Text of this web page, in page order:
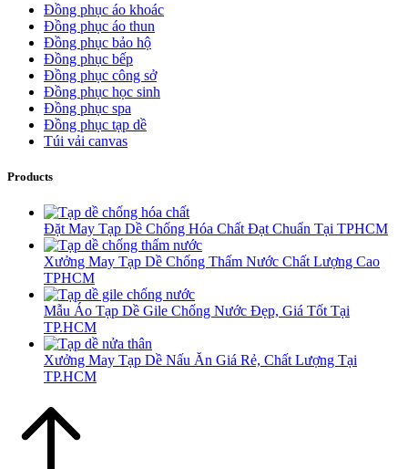
Đồng phục áo khoác
Đồng phục áo thun
Đồng phục bảo hộ
Đồng phục bếp
Đồng phục công sở
Đồng phục học sinh
Đồng phục spa
Đồng phục tạp dề
Túi vải canvas
Products
Đặt May Tạp Dề Chống Hóa Chất Đạt Chuẩn Tại TPHCM
Xưởng May Tạp Dề Chống Thấm Nước Chất Lượng Cao
TPHCM
Mẫu Áo Tạp Dề Gile Chống Nước Đẹp, Giá Tốt Tại
TP.HCM
Xưởng May Tạp Dề Nấu Ăn Giá Rẻ, Chất Lượng Tại
TP.HCM